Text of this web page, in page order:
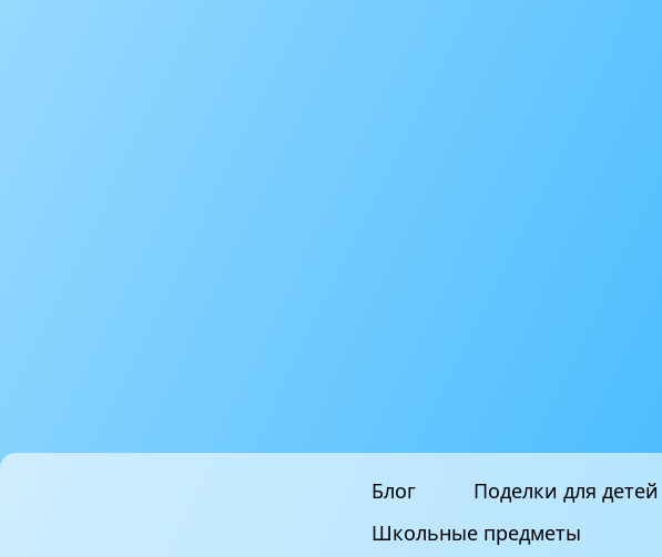
Блог Поделки для детей
Школьные предметы